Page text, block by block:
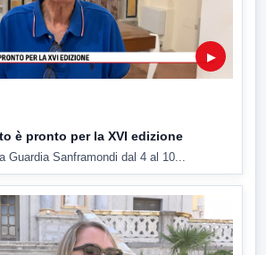
▶
è pronto per la XVI edizione
Guardia Sanframondi dal 4 al 10...